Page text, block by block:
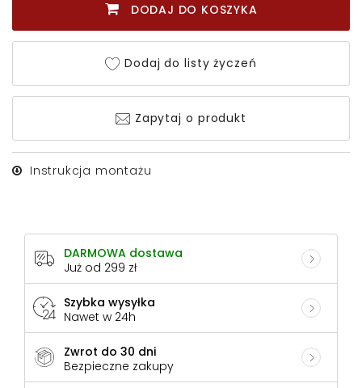
DODAJ DO KOSZYKA
Dodaj do listy życzeń
Zapytaj o produkt
Instrukcja montażu
DARMOWA dostawa
Już od 299 zł
Szybka wysyłka
Nawet w 24h
Zwrot do 30 dni
Bezpieczne zakupy